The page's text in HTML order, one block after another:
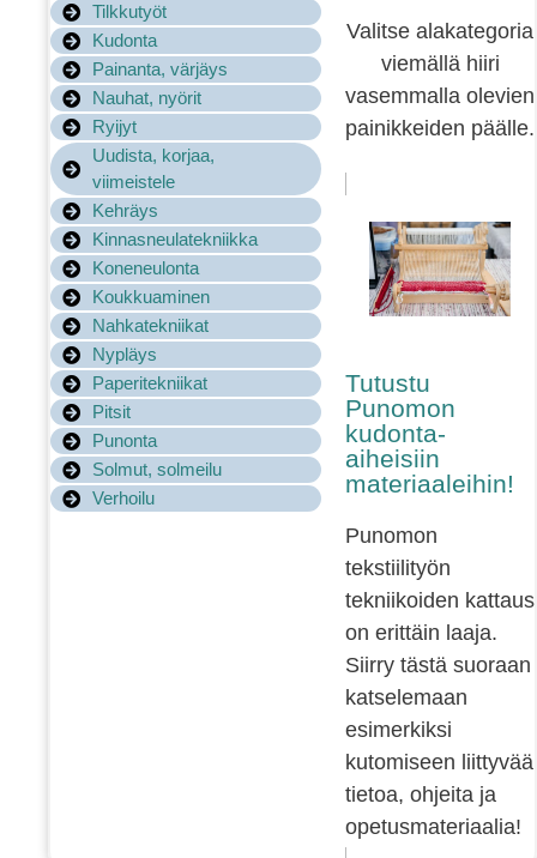
Tilkkutyöt
Kudonta
Painanta, värjäys
Nauhat, nyörit
Ryijyt
Uudista, korjaa,
viimeistele
Kehräys
Kinnasneulatekniikka
Koneneulonta
Koukkuaminen
Nahkatekniikat
Nypläys
Paperitekniikat
Pitsit
Punonta
Solmut, solmeilu
Verhoilu
Valitse alakategoria
viemällä hiiri
vasemmalla olevien
painikkeiden päälle.
Tutustu
Punomon
kudonta-
aiheisiin
materiaaleihin!
Punomon
tekstiilityön
tekniikoiden kattaus
on erittäin laaja.
Siirry tästä suoraan
katselemaan
esimerkiksi
kutomiseen liittyvää
tietoa, ohjeita ja
opetusmateriaalia!